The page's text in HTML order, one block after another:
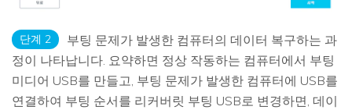
단계 2
부팅 문제가 발생한 컴퓨터의 데이터 복구하는 과
정이 나타납니다. 요약하면 정상 작동하는 컴퓨터에서 부팅
미디어 USB를 만들고, 부팅 문제가 발생한 컴퓨터에 USB를
연결하여 부팅 순서를 리커버릿 부팅 USB로 변경하면, 데이